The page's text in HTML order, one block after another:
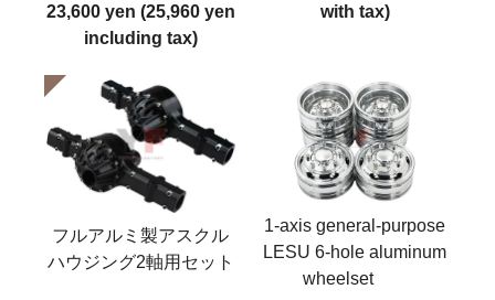
23,600 yen (25,960 yen
including tax)
with tax)
フルアルミ製アスクル
ハウジング2軸用セット
1-axis general-purpose
LESU 6-hole aluminum
wheelset